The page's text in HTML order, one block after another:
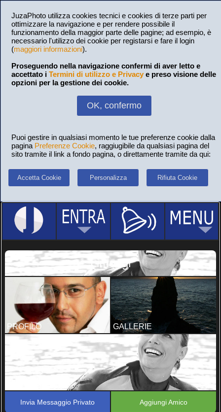
JuzaPhoto utilizza cookies tecnici e cookies di terze parti per
ottimizzare la navigazione e per rendere possibile il
funzionamento della maggior parte delle pagine; ad esempio, è
necessario l'utilizzo dei cookie per registarsi e fare il login
(maggiori informazioni).
Proseguendo nella navigazione confermi di aver letto e
accettato i Termini di utilizzo e Privacy e preso visione delle
opzioni per la gestione dei cookie.
OK, confermo
Puoi gestire in qualsiasi momento le tue preferenze cookie dalla
pagina Preferenze Cookie, raggiugibile da qualsiasi pagina del
sito tramite il link a fondo pagina, o direttamente tramite da qui:
Accetta Cookie Personalizza Rifiuta Cookie
Limongi
PROFILO GALLERIE
Invia Messaggio Privato Aggiungi Amico